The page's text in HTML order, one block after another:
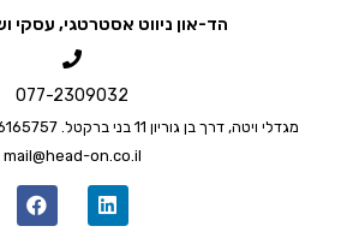
הד-און ניווט אסטרטגי, עסקי
077-2309032
מגדלי ויטה, דרך בן גוריון 11 בני ברק טל. 03-6165757
פקס.
mail@head-on.co.il